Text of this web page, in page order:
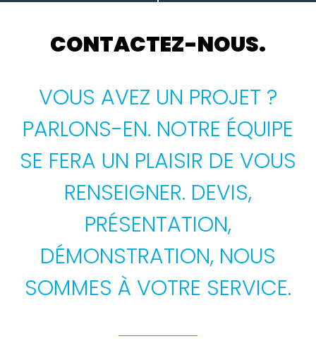
CONTACTEZ-NOUS.
VOUS AVEZ UN PROJET ?
PARLONS-EN. NOTRE ÉQUIPE
SE FERA UN PLAISIR DE VOUS
RENSEIGNER. DEVIS,
PRÉSENTATION,
DÉMONSTRATION, NOUS
SOMMES À VOTRE SERVICE.